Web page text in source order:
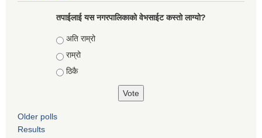
तपाईलाई यस नगरपालिकाको वेभसाईट कस्तो लाग्यो?
Choices
अति राम्रो
राम्रो
ठिकै
Older polls
Results